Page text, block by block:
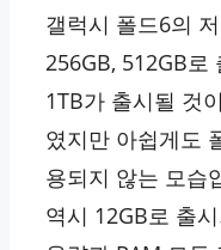
갤럭시 폴드6의
256GB, 512GB로
1TB가 출시될 것
였지만 아쉽게도
용되지 않는 모습
역시 12GB로 출